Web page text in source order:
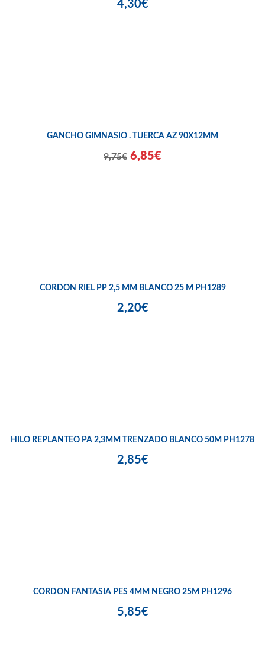
4,30€
GANCHO GIMNASIO . TUERCA AZ 90X12MM
9,75€ 6,85€
CORDON RIEL PP 2,5 MM BLANCO 25 M PH1289
2,20€
HILO REPLANTEO PA 2,3MM TRENZADO BLANCO 50M PH1278
2,85€
CORDON FANTASIA PES 4MM NEGRO 25M PH1296
5,85€